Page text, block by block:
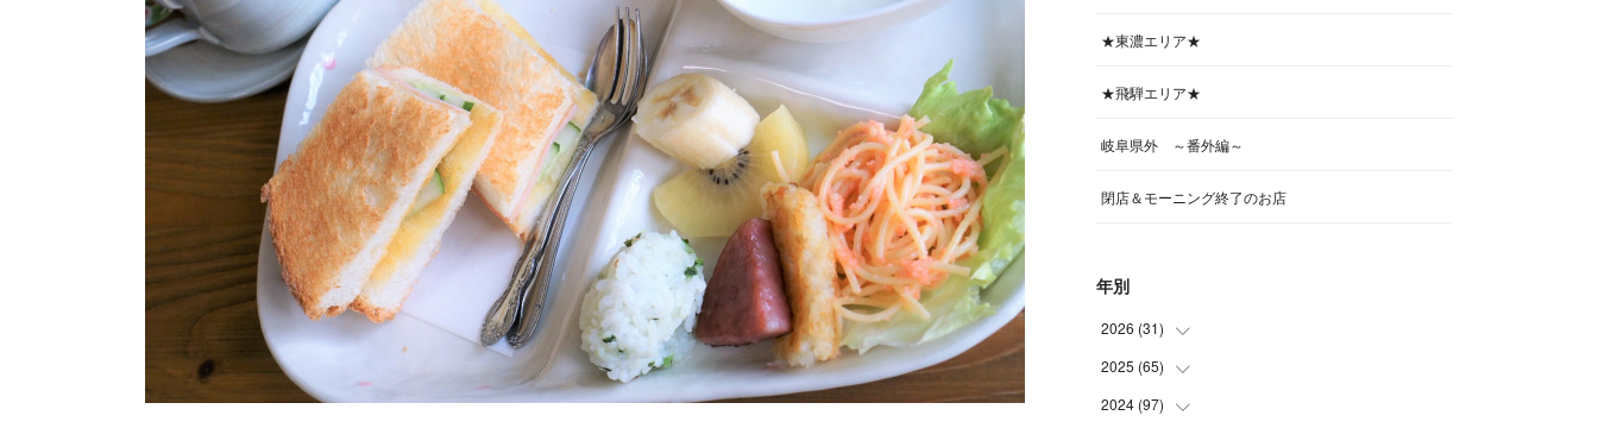
★東濃エリア★
★飛騨エリア★
岐阜県外 ～番外編～
閉店＆モーニング終了のお店
年別
2026 (31)
(4
(4
2025 (65)
(5
2024 (97)